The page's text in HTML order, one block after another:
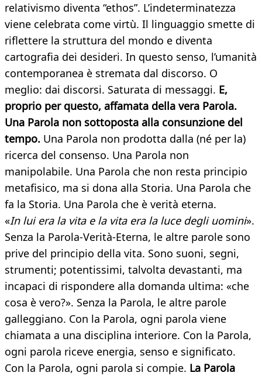
relativismo diventa “ethos”. L’indeterminatezza
viene celebrata come virtù. Il linguaggio smette di
riflettere la struttura del mondo e diventa
cartografia dei desideri. In questo senso, l’umanità
contemporanea è stremata dal discorso. O
meglio: dai discorsi. Saturata di messaggi. E,
proprio per questo, affamata della vera Parola.
Una Parola non sottoposta alla consunzione del
tempo. Una Parola non prodotta dalla (né per la)
ricerca del consenso. Una Parola non
manipolabile. Una Parola che non resta principio
metafisico, ma si dona alla Storia. Una Parola che
fa la Storia. Una Parola che è verità eterna.
«In lui era la vita e la vita era la luce degli uomini».
Senza la Parola-Verità-Eterna, le altre parole sono
prive del principio della vita. Sono suoni, segni,
strumenti; potentissimi, talvolta devastanti, ma
incapaci di rispondere alla domanda ultima: «che
cosa è vero?». Senza la Parola, le altre parole
galleggiano. Con la Parola, ogni parola viene
chiamata a una disciplina interiore. Con la Parola,
ogni parola riceve energia, senso e significato.
Con la Parola, ogni parola si compie. La Parola